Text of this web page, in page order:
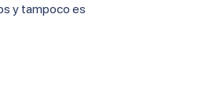
y tampoco es